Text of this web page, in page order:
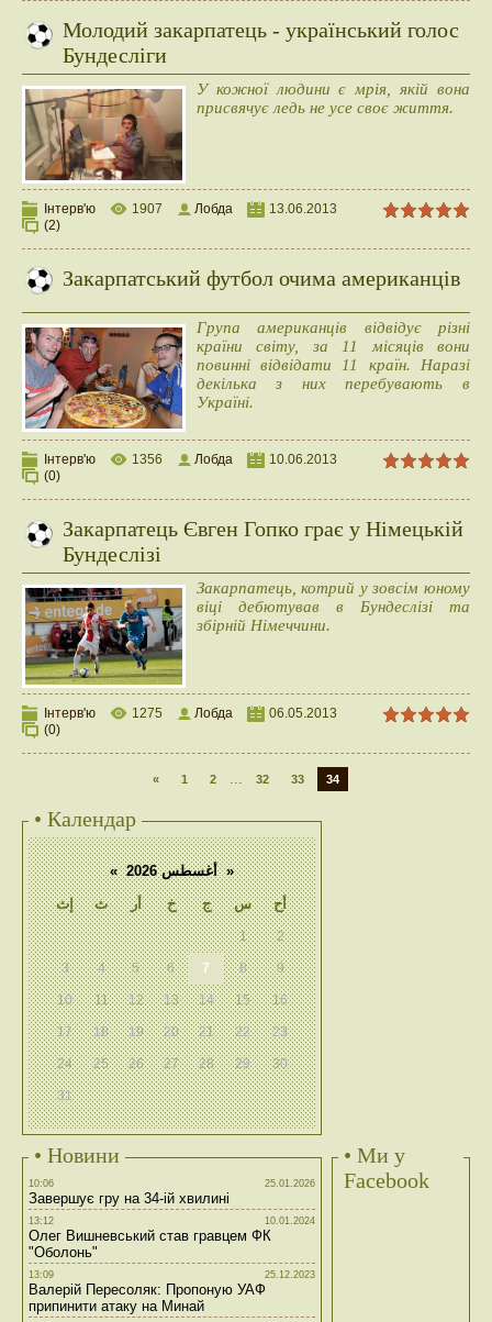
Молодий закарпатець - український голос
Бундесліги
У кожної людини є мрія, якій вона
присвячує ледь не усе своє життя.
Інтерв'ю 1907 Лобда
13.06.2013
(2)
Закарпатський футбол очима американців
Група американців відвідує різні
країни світу, за 11 місяців вони
повинні відвідати 11 країн. Наразі
декілька з них перебувають в
Україні.
Інтерв'ю 1356 Лобда
10.06.2013
(0)
Закарпатець Євген Гопко грає у Німецькій
Бундеслізі
Закарпатець, котрий у зовсім юному
віці дебютував в Бундеслізі та
збірній Німеччини.
Інтерв'ю 1275 Лобда
06.05.2013
(0)
« 1 2 ... 32 33 34
• Календар
« أغسطس 2026 »
إث
ث أر خ ج س أح
1 2
3 4 5 6 7 8 9
10 11 12 13 14 15 16
17 18 19 20 21 22 23
24 25 26 27 28 29 30
31
• Новини
10:06 25.01.2026
Завершує гру на 34-ій хвилині
13:12 10.01.2024
Олег Вишневський став гравцем ФК
"Оболонь"
13:09 25.12.2023
Валерій Пересоляк: Пропоную УАФ
припинити атаку на Минай
• Ми у
Facebook